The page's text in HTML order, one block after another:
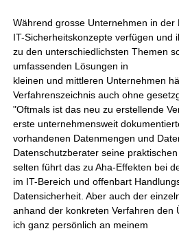
Während grosse Unternehmen in
IT-Sicherheitskonzepte verfügen und
zu den unterschiedlichsten Themen
umfassenden Lösungen in
kleinen und mittleren Unternehmen
Verfahrenszeichnis auch ohne
"Oftmals ist das neu zu erstellende
erste unternehmensweit
vorhandenen Datenmengen und
Datenschutzberater seine
selten führt das zu Aha-Effekten bei
im IT-Bereich und offenbart
Datensicherheit. Aber auch der
anhand der konkreten Verfahren den
ich ganz persönlich an meinem